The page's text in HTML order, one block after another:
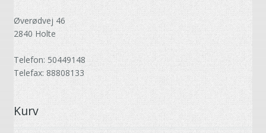
Øverødvej 46
2840 Holte
Telefon: 50449148
Telefax: 88808133
Kurv